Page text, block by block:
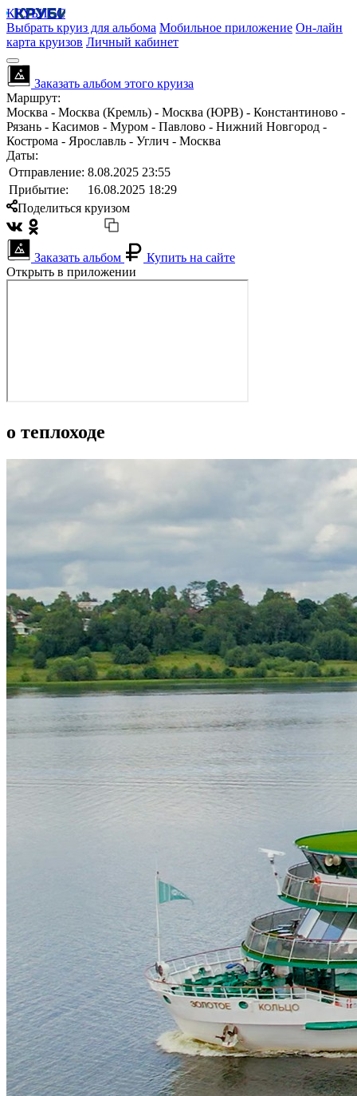
КРУБИСС
Выбрать круиз для альбома Мобильное приложение Он-лайн
карта круизов Личный кабинет
Заказать альбом этого круиза
Маршрут:
Москва - Москва (Кремль) - Москва (ЮРВ) - Константиново -
Рязань - Касимов - Муром - Павлово - Нижний Новгород -
Кострома - Ярославль - Углич - Москва
Даты:
Отправление: 8.08.2025 23:55
Прибытие:
16.08.2025 18:29
Поделиться круизом
Заказать альбом
Купить на сайте
Открыть в приложении
о теплоходе